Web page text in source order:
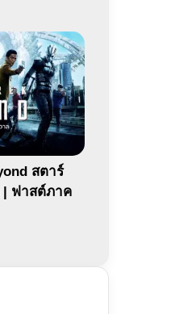
สตาร์
| ฟาสต์ภาค